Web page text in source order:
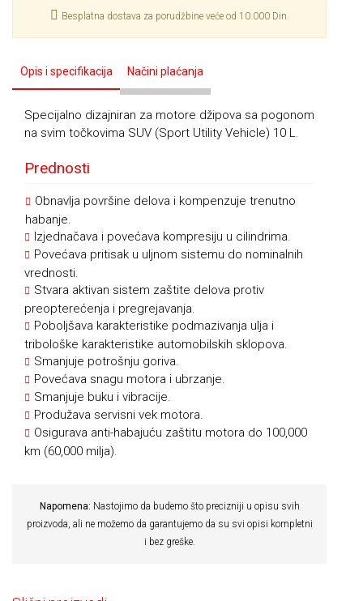
Besplatna dostava za porudžbine veće od 10.000 Din.
Opis i specifikacija Načini plaćanja
Specijalno dizajniran za motore džipova sa pogonom
na svim točkovima SUV (Sport Utility Vehicle) 10 L.
Prednosti
Obnavlja površine delova i kompenzuje trenutno
habanje.
Izjednačava i povećava kompresiju u cilindrima.
Povećava pritisak u uljnom sistemu do nominalnih
vrednosti.
Stvara aktivan sistem zaštite delova protiv
preopterećenja i pregrejavanja.
Poboljšava karakteristike podmazivanja ulja i
tribološke karakteristike automobilskih sklopova.
Smanjuje potrošnju goriva.
Povećava snagu motora i ubrzanje.
Smanjuje buku i vibracije.
Produžava servisni vek motora.
Osigurava anti-habajuću zaštitu motora do 100,000
km (60,000 milja).
Napomena: Nastojimo da budemo što precizniji u opisu svih
proizvoda, ali ne možemo da garantujemo da su svi opisi kompletni
i bez greške.